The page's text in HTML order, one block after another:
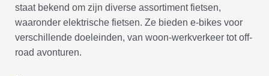
staat bekend om zijn diverse assortiment fietsen,
waaronder elektrische fietsen. Ze bieden e-bikes voor
verschillende doeleinden, van woon-werkverkeer tot off-
road avonturen.